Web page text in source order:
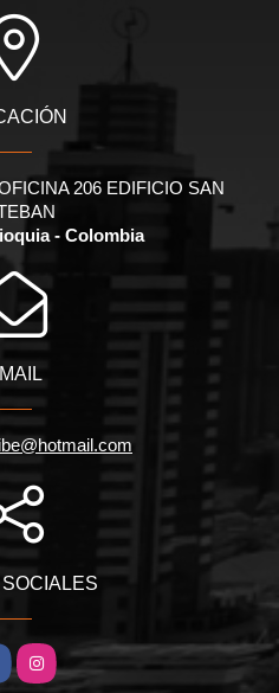
206 EDIFICIO SAN
- Colombia
Instagram